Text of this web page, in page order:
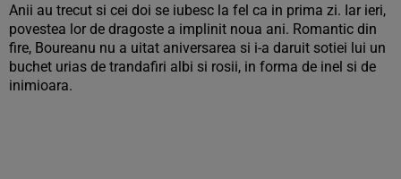
Anii au trecut si cei doi se iubesc la fel ca in prima zi. Iar ieri,
povestea lor de dragoste a implinit noua ani. Romantic din
fire, Boureanu nu a uitat aniversarea si i-a daruit sotiei lui un
buchet urias de trandafiri albi si rosii, in forma de inel si de
inimioara.